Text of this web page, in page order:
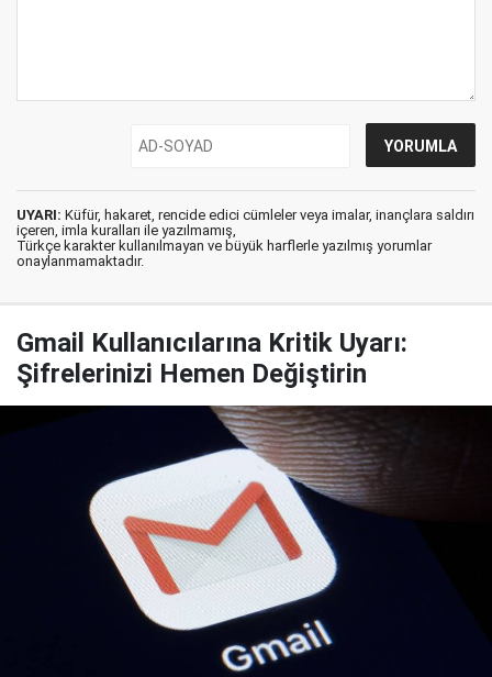
UYARI: Küfür, hakaret, rencide edici cümleler veya imalar, inançlara saldırı
içeren, imla kuralları ile yazılmamış,
Türkçe karakter kullanılmayan ve büyük harflerle yazılmış yorumlar
onaylanmamaktadır.
Gmail Kullanıcılarına Kritik Uyarı:
Şifrelerinizi Hemen Değiştirin